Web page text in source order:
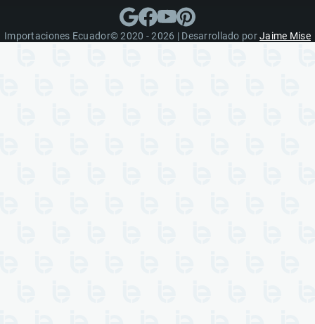
Importaciones Ecuador© 2020 - 2026 | Desarrollado porJaime Mise